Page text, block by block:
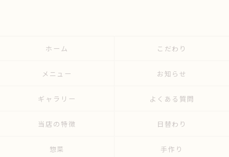
ホーム こだわり
メニュー お知らせ
ギャラリー よくある質問
当店の特徴 日替わり
惣菜 手作り